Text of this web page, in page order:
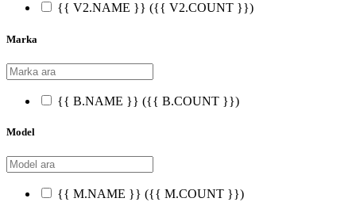
{{ V2.NAME }} ({{ V2.COUNT }})
Marka
{{ B.NAME }} ({{ B.COUNT }})
Model
{{ M.NAME }} ({{ M.COUNT }})